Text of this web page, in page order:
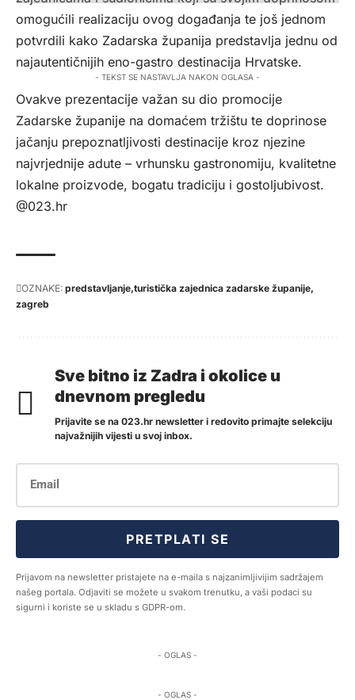
omogućili realizaciju ovog događanja te još jednom
potvrdili kako Zadarska županija predstavlja jednu od
najautentičnijih eno-gastro destinacija Hrvatske.
- TEKST SE NASTAVLJA NAKON OGLASA -
Ovakve prezentacije važan su dio promocije
Zadarske županije na domaćem tržištu te doprinose
jačanju prepoznatljivosti destinacije kroz njezine
najvrjednije adute – vrhunsku gastronomiju, kvalitetne
lokalne proizvode, bogatu tradiciju i gostoljubivost.
@023.hr
OZNAKE: predstavljanje turistička zajednica zadarske županije
zagreb
Sve bitno iz Zadra i okolice u
dnevnom pregledu
Prijavite se na 023.hr newsletter i redovito primajte selekciju
najvažnijih vijesti u svoj inbox.
PRETPLATI SE
Prijavom na newsletter pristajete na e-maila s najzanimljivijim sadržajem
našeg portala. Odjaviti se možete u svakom trenutku, a vaši podaci su
sigurni i koriste se u skladu s GDPR-om.
- OGLAS -
- OGLAS -